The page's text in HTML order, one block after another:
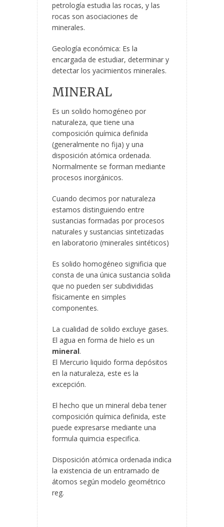
petrología estudia las rocas, y las
rocas son asociaciones de
minerales.
Geología económica: Es la
encargada de estudiar, determinar y
detectar los yacimientos minerales.
MINERAL
Es un solido homogéneo por
naturaleza, que tiene una
composición química definida
(generalmente no fija) y una
disposición atómica ordenada.
Normalmente se forman mediante
procesos inorgánicos.
Cuando decimos por naturaleza
estamos distinguiendo entre
sustancias formadas por procesos
naturales y sustancias sintetizadas
en laboratorio (minerales sintéticos)
Es solido homogéneo significia que
consta de una única sustancia solida
que no pueden ser subdivididas
físicamente en simples
componentes.
La cualidad de solido excluye gases.
El agua en forma de hielo es un
mineral.
El Mercurio liquido forma depósitos
en la naturaleza, este es la
excepción.
El hecho que un mineral deba tener
composición química definida, este
puede expresarse mediante una
formula quimcia especifica.
Disposición atómica ordenada indica
la existencia de un entramado de
átomos según modelo geométrico
reg.